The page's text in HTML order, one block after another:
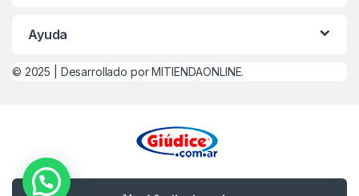
Ayuda
© 2025 | Desarrollado por MITIENDAONLINE.